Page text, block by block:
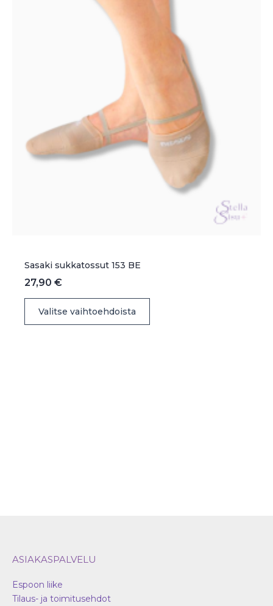
valinnat
tuotteen
sivulla.
Sasaki sukkatossut 153 BE
27,90 €
Valitse vaihtoehdoista
Tällä
ASIAKASPALVELU
Espoon liike
Tilaus- ja toimitusehdot